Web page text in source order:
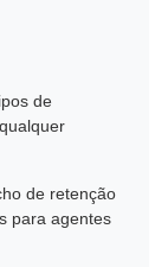
de
de retenção
para agentes